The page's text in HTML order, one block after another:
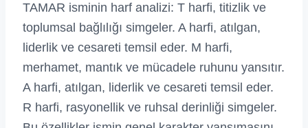
TAMAR isminin harf analizi: T harfi, titizlik ve
toplumsal bağlılığı simgeler. A harfi, atılgan,
liderlik ve cesareti temsil eder. M harfi,
merhamet, mantık ve mücadele ruhunu yansıtır.
A harfi, atılgan, liderlik ve cesareti temsil eder.
R harfi, rasyonellik ve ruhsal derinliği simgeler.